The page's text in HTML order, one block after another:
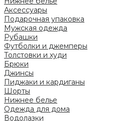
Аксессуары
Подарочная упаковка
Мужская одежда
Рубашки
Футболки и джемперы
Толстовки и худи
Брюки
Джинсы
Пиджаки и кардиганы
Шорты
Нижнее белье
Одежда для дома
Водолазки